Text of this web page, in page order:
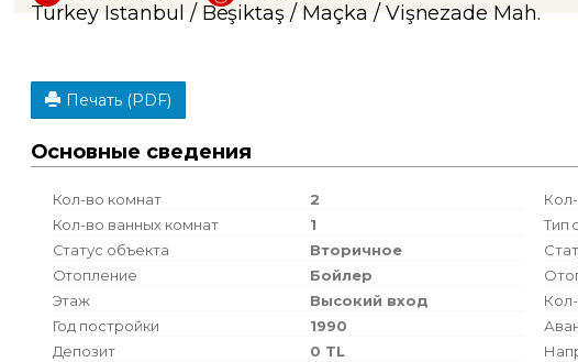
Turkey Istanbul / Beşiktaş / Maçka / Vişnezade Mah.
Печать (PDF)
Основные сведения
Кол-во комнат 2
Кол-во ванных комнат
1 Тип
Статус объекта
Вторичное
Отопление
Бойлер
Этаж
Высокий вход
Год постройки
1990
Депозит
0 TL